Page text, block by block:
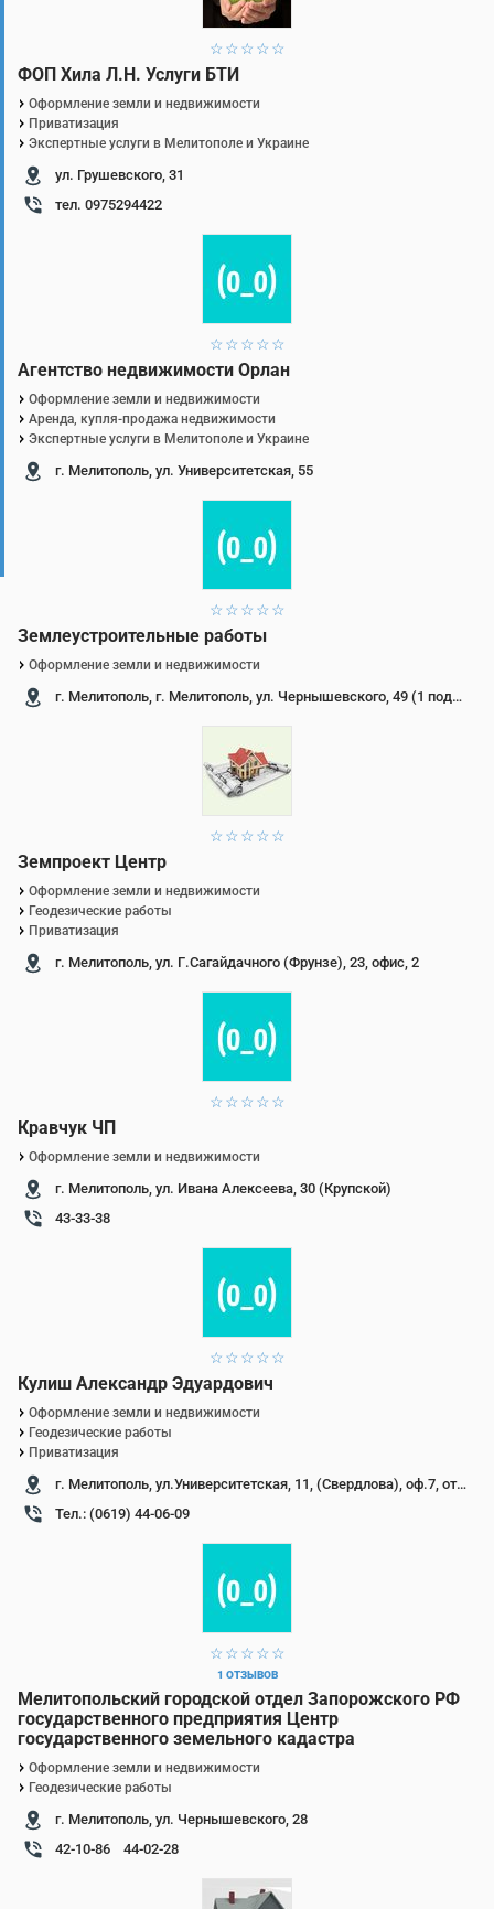
4 звезды
3 звезды
2 звезды
1 звезда
ФОП Хила Л.Н. Услуги БТИ
Оформление земли и недвижимости
Приватизация
Экспертные услуги в Мелитополе и Украине
ул. Грушевского, 31
тел. 0975294422
4 звезды
3 звезды
2 звезды
1 звезда
Агентство недвижимости Орлан
Оформление земли и недвижимости
Аренда, купля-продажа недвижимости
Экспертные услуги в Мелитополе и Украине
г. Мелитополь, ул. Университетская, 55
4 звезды
3 звезды
2 звезды
1 звезда
Землеустроительные работы
Оформление земли и недвижимости
г. Мелитополь, г. Мелитополь, ул. Чернышевского, 49 (1 подъезд)
4 звезды
3 звезды
2 звезды
1 звезда
Земпроект Центр
Оформление земли и недвижимости
Геодезические работы
Приватизация
г. Мелитополь, ул. Г.Сагайдачного (Фрунзе), 23, офис, 2
4 звезды
3 звезды
2 звезды
1 звезда
Кравчук ЧП
Оформление земли и недвижимости
г. Мелитополь, ул. Ивана Алексеева, 30 (Крупской)
43-33-38
4 звезды
3 звезды
2 звезды
1 звезда
Кулиш Александр Эдуардович
Оформление земли и недвижимости
Геодезические работы
Приватизация
г. Мелитополь, ул.Университетская, 11, (Свердлова), оф.7, отель Воронцовский.
Тел.: (0619) 44-06-09
4 звезды
3 звезды
2 звезды
1 звезда
1 ОТЗЫВОВ
Мелитопольский городской отдел Запорожского РФ
государственного предприятия Центр
государственного земельного кадастра
Оформление земли и недвижимости
Геодезические работы
г. Мелитополь, ул. Чернышевского, 28
42-10-86
44-02-28